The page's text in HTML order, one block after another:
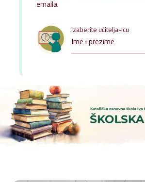
Marko Džaja
marko.dzaja@skole.hr
emaila.
Izaberite učitelja-icu